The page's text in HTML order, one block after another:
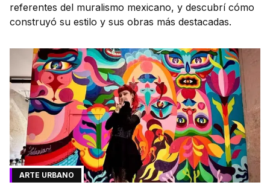
referentes del muralismo mexicano, y descubrí cómo
construyó su estilo y sus obras más destacadas.
ARTE URBANO